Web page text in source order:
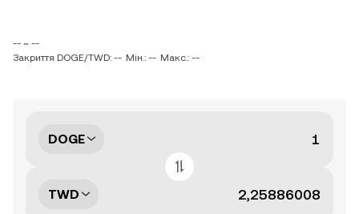
-- ~ --
Закриття DOGE/TWD: -- Мін.: -- Макс.: --
DOGE
TWD